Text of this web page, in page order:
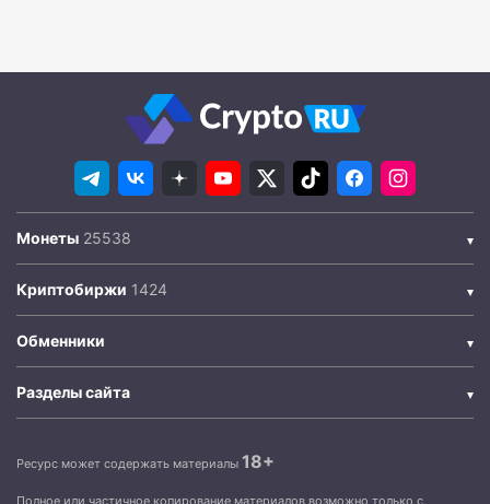
Монеты
Криптобиржи
Обменники
Разделы сайта
Ресурс может содержать материалы 18+